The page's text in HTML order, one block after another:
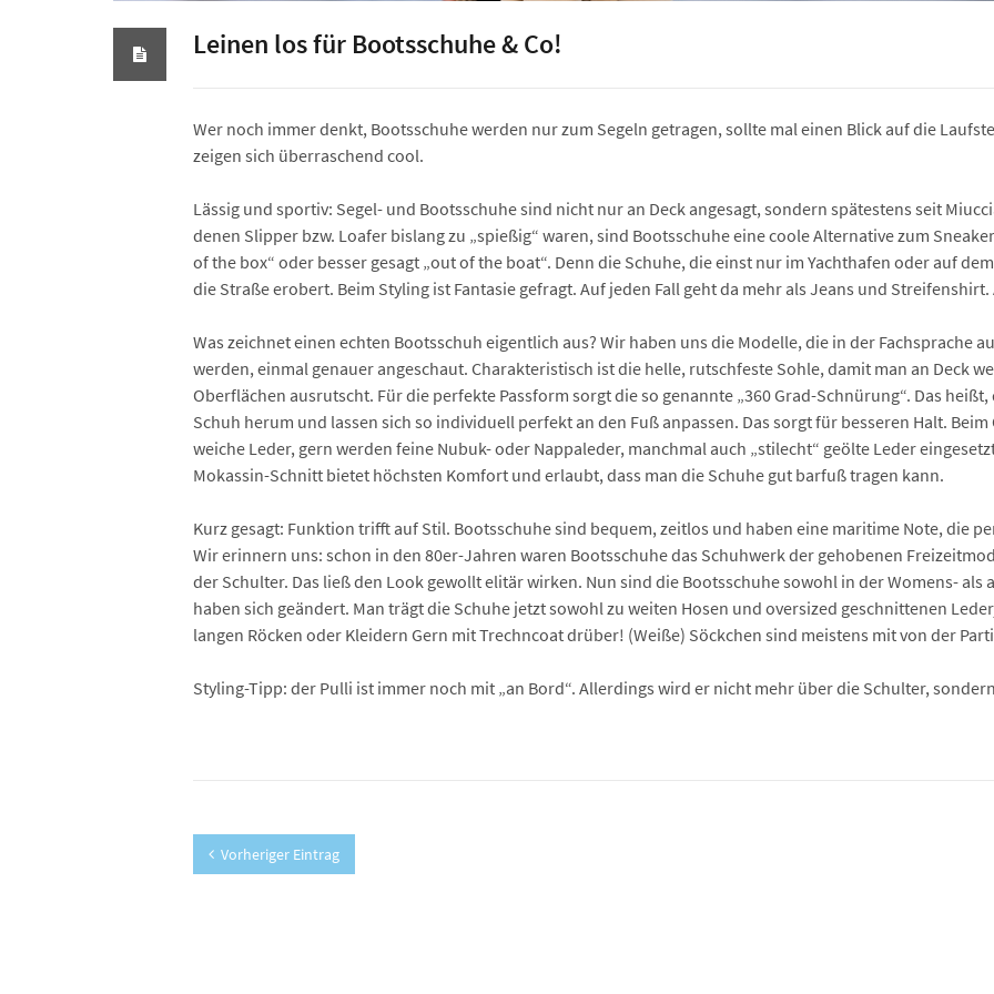
Leinen los für Bootsschuhe & Co!
Wer noch immer denkt, Bootsschuhe werden nur zum Segeln getragen, sollte mal einen Blick auf die
zeigen sich überraschend cool.
Lässig und sportiv: Segel- und Bootsschuhe sind nicht nur an Deck angesagt, sondern spätestens seit
denen Slipper bzw. Loafer bislang zu „spießig“ waren, sind Bootsschuhe eine coole Alternative zum
of the box“ oder besser gesagt „out of the boat“. Denn die Schuhe, die einst nur im Yachthafen oder auf
die Straße erobert. Beim Styling ist Fantasie gefragt. Auf jeden Fall geht da mehr als Jeans und
Was zeichnet einen echten Bootsschuh eigentlich aus? Wir haben uns die Modelle, die in der Fachsprache
werden, einmal genauer angeschaut. Charakteristisch ist die helle, rutschfeste Sohle, damit man an Deck
Oberflächen ausrutscht. Für die perfekte Passform sorgt die so genannte „360 Grad-Schnürung“. Das
Schuh herum und lassen sich so individuell perfekt an den Fuß anpassen. Das sorgt für besseren Halt.
weiche Leder, gern werden feine Nubuk- oder Nappaleder, manchmal auch „stilecht“ geölte Leder
Mokassin-Schnitt bietet höchsten Komfort und erlaubt, dass man die Schuhe gut barfuß tragen kann.
Kurz gesagt: Funktion trifft auf Stil. Bootsschuhe sind bequem, zeitlos und haben eine maritime Note, die
Wir erinnern uns: schon in den 80er-Jahren waren Bootsschuhe das Schuhwerk der gehobenen
der Schulter. Das ließ den Look gewollt elitär wirken. Nun sind die Bootsschuhe sowohl in der Womens-
haben sich geändert. Man trägt die Schuhe jetzt sowohl zu weiten Hosen und oversized geschnittenen
langen Röcken oder Kleidern Gern mit Trechncoat drüber! (Weiße) Söckchen sind meistens mit von der
Styling-Tipp: der Pulli ist immer noch mit „an Bord“. Allerdings wird er nicht mehr über die Schulter,
Vorheriger Eintrag